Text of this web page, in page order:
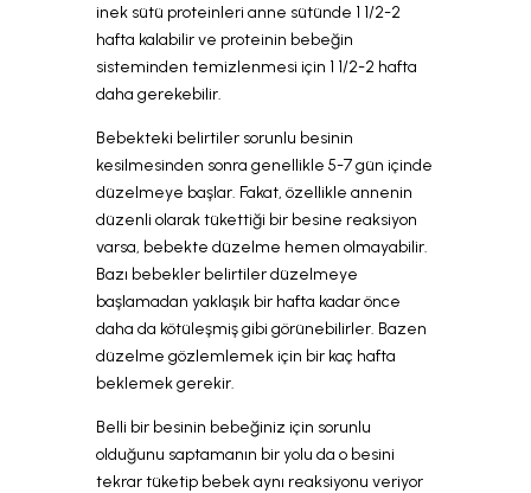
inek sütü proteinleri anne sütünde 1 1/2-2
hafta kalabilir ve proteinin bebeğin
sisteminden temizlenmesi için 1 1/2-2 hafta
daha gerekebilir.
Bebekteki belirtiler sorunlu besinin
kesilmesinden sonra genellikle 5-7 gün içinde
düzelmeye başlar. Fakat, özellikle annenin
düzenli olarak tükettiği bir besine reaksiyon
varsa, bebekte düzelme hemen olmayabilir.
Bazı bebekler belirtiler düzelmeye
başlamadan yaklaşık bir hafta kadar önce
daha da kötüleşmiş gibi görünebilirler. Bazen
düzelme gözlemlemek için bir kaç hafta
beklemek gerekir.
Belli bir besinin bebeğiniz için sorunlu
olduğunu saptamanın bir yolu da o besini
tekrar tüketip bebek aynı reaksiyonu veriyor